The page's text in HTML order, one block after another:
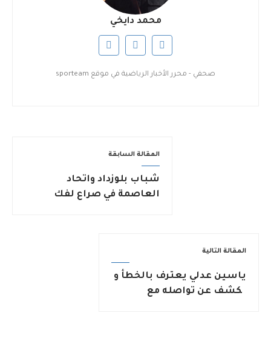
محمد دايخي
صحفي - محرر الأخبار الرياضية في موقع sporteam
المقالة السابقة
شباب بلوزداد واتحاد
العاصمة في صراع لفك
المقالة التالية
ياسين عدلي يعترف بالخطأ و
يكشف عن تواصله مع